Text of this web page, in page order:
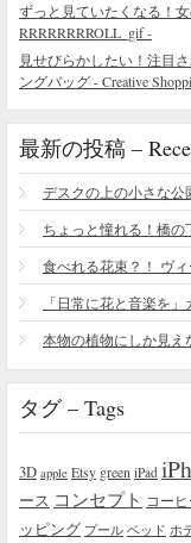
ずっと見ていたくなる！
RRRRRRRROLL_gif -
見せびらかしたい！注目
ングバッグ - Creative
最新の投稿 –
デスクの上の小さな公
ちょっと憧れる！橋
食べれる花束？！ ヴ
タグ – Tags
3D apple Etsy green iPad
ース コンセプト コー
ッピング プール ベッド ホ